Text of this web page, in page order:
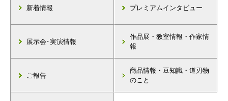
新着情報 プレミアムインタビュー
展示会･実演情報
作品展・教室情報・作家情
報
ご報告
商品情報・豆知識・道刃物
のこと